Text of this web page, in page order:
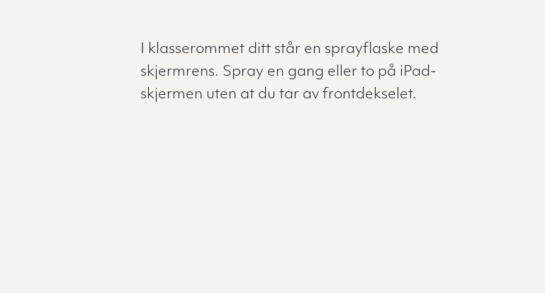
I klasserommet ditt står en sprayflaske med
skjermrens. Spray en gang eller to på iPad-
skjermen uten at du tar av frontdekselet.